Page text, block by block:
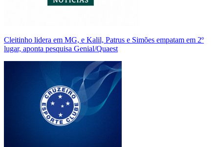
Cleitinho lidera em MG, e Kalil, Patrus e Simões empatam em 2º
lugar, aponta pesquisa Genial/Quaest